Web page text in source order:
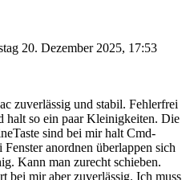
20. Dezember 2025, 17:53
zuverlässig und stabil. Fehlerfrei
halt so ein paar Kleinigkeiten. Die
sind bei mir halt Cmd-
anordnen überlappen sich
Kann man zurecht schieben.
bei mir aber zuverlässig. Ich muss